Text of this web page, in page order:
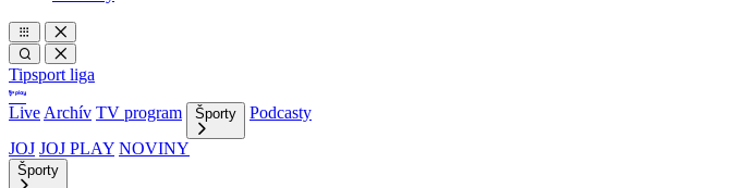
Tipsport liga
Live Archív TV program Športy
Podcasty
JOJ JOJ PLAY NOVINY
Športy